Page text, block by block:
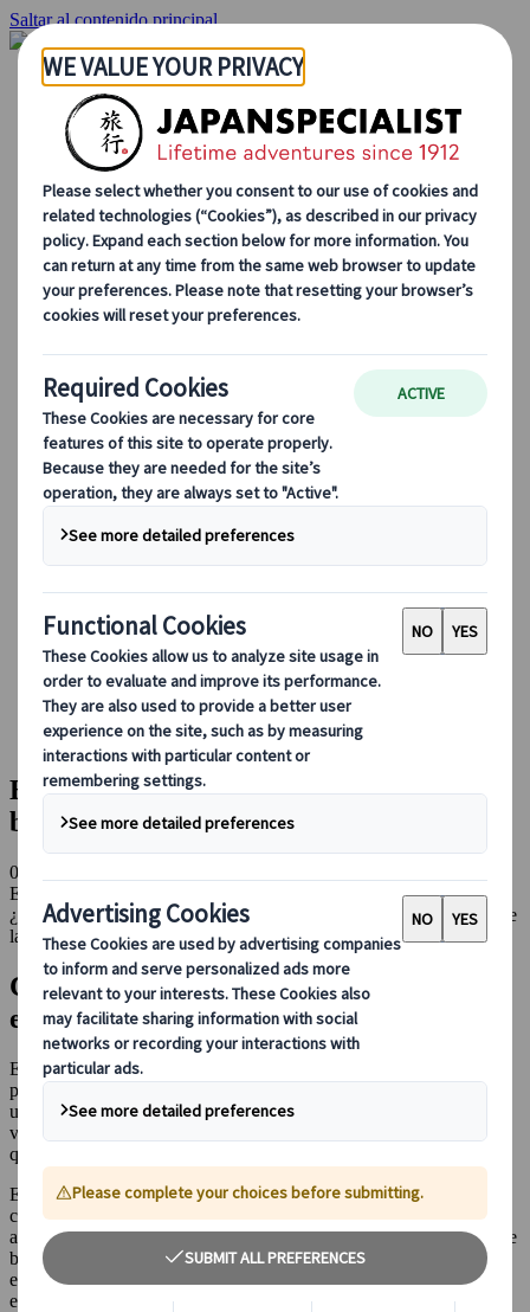
Saltar al contenido principal
Inicio
Viajes
Viajes a medida
Viajes de autor
Fly & Drive
Circuitos organizados
Excursiones
Tours de grupo a medida
Japan Rail Pass
Cómo trabajamos
Sobre nosotros
Nuestro equipo
Blog
Consejos de viaje para cada temporada
Destinos destacados
Perspectivas culturales
Experiencias gastronómicas
Recorre Japón en tren
Preguntas frecuentes
Información práctica
Etiqueta en Japón
Conducir en Japón
Reservar con nosotros
Japan Rail Pass
Alojamiento
Asesoramiento virtual
Japanspecialist
Experiencias gastronómicas
Bebidas libres de culpa en el bar de budistas Vowz
Bebidas libres de culpa en el bar de
budistas Vowz
08 ago 2023
Experiencias gastronómicas
¿Te imaginas un bar regentado por monjes? Deja de imaginar y vive
la experiencia. ¡Bienvenido a la barra del bar Vowz!
Comencemos con lo que quieres saber: sí,
es un bar real y son verdaderos monjes
El bar Vowz se ha hecho conocido por ser uno de los únicos
propiedad de monjes budistas y administrado también por ellos. Se
ubica en Yotsuya, Tokio, en el corazón de un distrito de animada
vida nocturna, y visitado mayoritariamente por empresarios locales
que acuden después del trabajo a modo de "afterwork".
Este bar puede ser algo difícil de encontrar si no sabes exactamente
cuál es su ubicación. Así que si lo quieres visitar utiliza imágenes o
alguna aplicación de mapas online para tener una pista de por dónde
buscar. Cuando veas el cartel con el nombre de Vowz, sube las
escaleras para acceder a este bar tan atípico en el primer piso de un
estrecho edificio.